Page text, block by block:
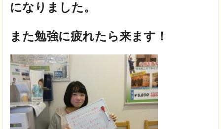
になりました。
また勉強に疲れたら来ます！